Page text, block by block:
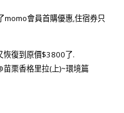
會員首購優惠,住宿券只
恢復到原價$3800了.